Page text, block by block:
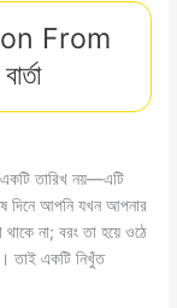
From
তারিখ নয়—এটি
দিনে আপনি যখন আপনার
থাকে না; বরং তা হয়ে ওঠে
তাই একটি নিখুঁত